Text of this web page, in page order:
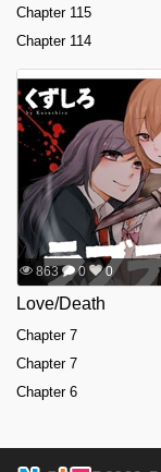
Chapter 115
Chapter 114
863 0 0
Love/Death
Chapter 7
Chapter 7
Chapter 6